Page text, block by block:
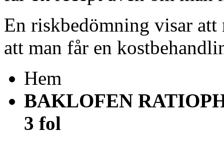
En riskbedömning visar
att man får en
Hem
BAKLOFEN
3 fol